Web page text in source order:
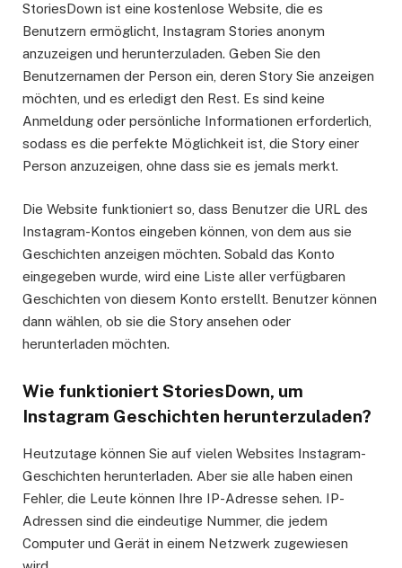
StoriesDown ist eine kostenlose Website, die es
Benutzern ermöglicht, Instagram Stories anonym
anzuzeigen und herunterzuladen. Geben Sie den
Benutzernamen der Person ein, deren Story Sie anzeigen
möchten, und es erledigt den Rest. Es sind keine
Anmeldung oder persönliche Informationen erforderlich,
sodass es die perfekte Möglichkeit ist, die Story einer
Person anzuzeigen, ohne dass sie es jemals merkt.
Die Website funktioniert so, dass Benutzer die URL des
Instagram-Kontos eingeben können, von dem aus sie
Geschichten anzeigen möchten. Sobald das Konto
eingegeben wurde, wird eine Liste aller verfügbaren
Geschichten von diesem Konto erstellt. Benutzer können
dann wählen, ob sie die Story ansehen oder
herunterladen möchten.
Wie funktioniert StoriesDown, um
Instagram Geschichten herunterzuladen?
Heutzutage können Sie auf vielen Websites Instagram-
Geschichten herunterladen. Aber sie alle haben einen
Fehler, die Leute können Ihre IP-Adresse sehen. IP-
Adressen sind die eindeutige Nummer, die jedem
Computer und Gerät in einem Netzwerk zugewiesen